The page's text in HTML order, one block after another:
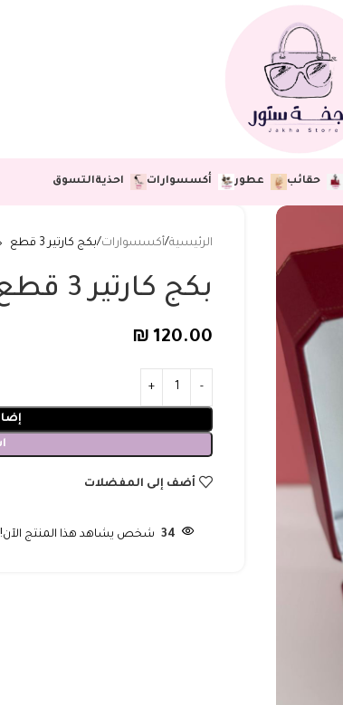
حقائب عطور أكسسوارات احذيةالتسوق
الرئيسية أكسسوارات بكج كارتير 3 قطع
بكج كارتير 3 قطع
₪ 120.00
أضف إلى المفضلات
34 شخص يشاهد هذا المنتج الآن!